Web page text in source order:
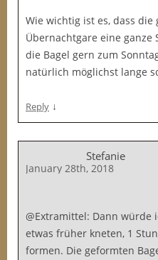
Wie wichtig ist es, dass
Übernachtgare eine ganze
die Bagel gern zum
natürlich möglichst lange
Reply ↓
Stefanie
January 28th, 2018
@Extramittel: Dann würde
etwas früher kneten, 1
formen. Die geformten